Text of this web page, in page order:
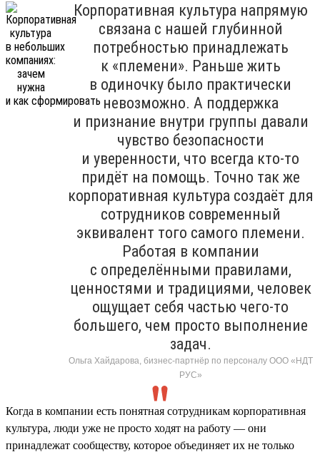
Корпоративная культура напрямую
связана с нашей глубинной
потребностью принадлежать
к «племени». Раньше жить
в одиночку было практически
невозможно. А поддержка
и признание внутри группы давали
чувство безопасности
и уверенности, что всегда кто-то
придёт на помощь. Точно так же
корпоративная культура создаёт для
сотрудников современный
эквивалент того самого племени.
Работая в компании
с определёнными правилами,
ценностями и традициями, человек
ощущает себя частью чего-то
большего, чем просто выполнение
задач.
Ольга Хайдарова, бизнес-партнёр по персоналу ООО «НДТ
РУС»
Когда в компании есть понятная сотрудникам корпоративная
культура, люди уже не просто ходят на работу — они
принадлежат сообществу, которое объединяет их не только